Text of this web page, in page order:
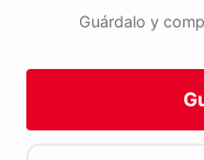
Guárdalo y